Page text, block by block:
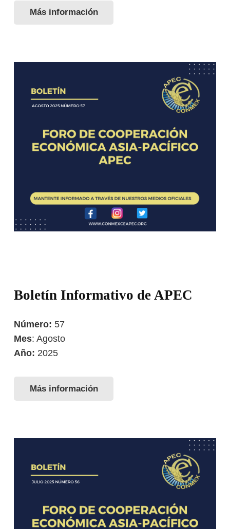
Más información
Boletín Informativo de APEC
Número: 57
Mes: Agosto
Año: 2025
Más información